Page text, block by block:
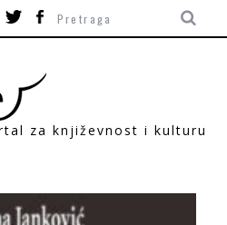
za književnost i kulturu